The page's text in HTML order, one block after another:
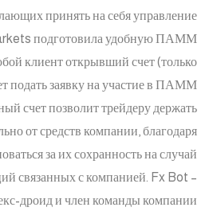
принять на себя управление
подготовила удобную ПАММ
клиент открывший счет (только
подать заявку на участие в ПАММ
счет позволит трейдеру держать
от средств компании, благодаря
за их сохранность на случай
связанных с компанией. Fx Bot –
дроид и член команды компании